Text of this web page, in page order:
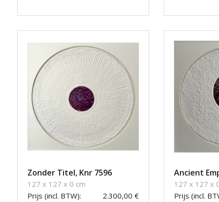
Zonder Titel, Knr 7596
127 x 127 x 0 cm
Prijs (incl. BTW):
2.300,00 €
Ancient
127 x 127 x
Prijs (incl.